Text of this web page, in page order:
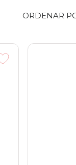
ORDENAR